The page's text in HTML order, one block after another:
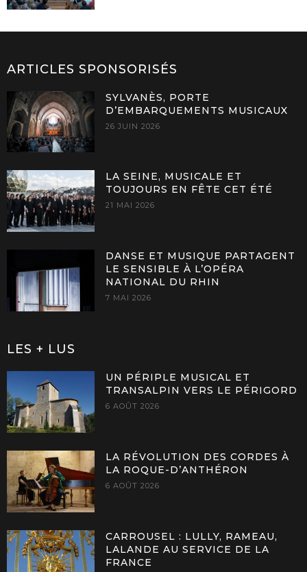
ARTICLES SPONSORISÉS
SYLVANÈS, PORTE
D’EMBARQUEMENTS MUSICAUX
26 JUIN 2026
LA SEINE, MUSICALE ET
TOUJOURS EN FÊTE CET ÉTÉ
21 MAI 2026
DANSE ET MUSIQUE PARTAGENT
LE SENSIBLE À L’OPÉRA
NATIONAL DU RHIN
7 MAI 2026
LES + LUS
UN PÉRIPLE MUSICAL ET
TRANSALPIN VERS LE PÉRIGORD
6 AOÛT 2026
LA RÉVOLUTION DES CORDES À
LA ROQUE-D’ANTHÉRON
6 AOÛT 2026
CARROUSEL : LULLY, RAMEAU,
LALANDE AU SERVICE DE LA
FRANCE